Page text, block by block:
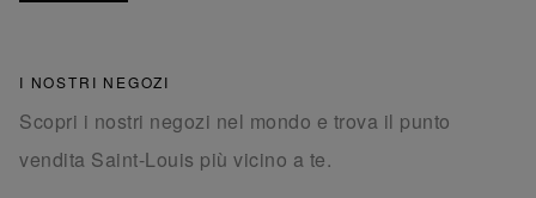
I NOSTRI NEGOZI
Scopri i nostri negozi nel mondo e trova il punto
vendita Saint-Louis più vicino a te.